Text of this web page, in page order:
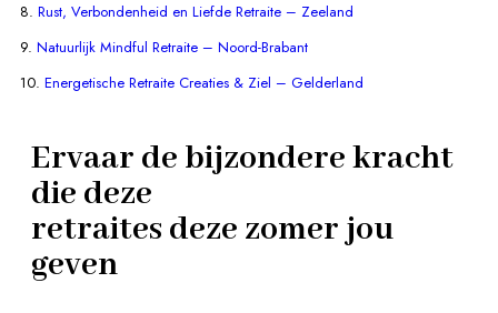
8. Rust, Verbondenheid en Liefde Retraite – Zeeland
9. Natuurlijk Mindful Retraite – Noord-Brabant
10. Energetische Retraite Creaties & Ziel – Gelderland
Ervaar de bijzondere kracht
die deze
retraites deze zomer jou
geven